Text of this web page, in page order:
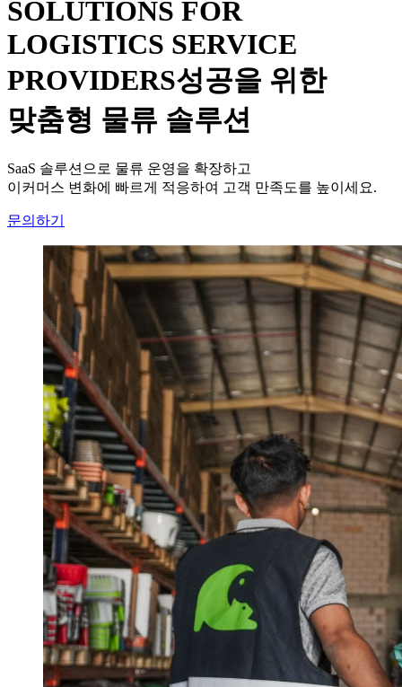
SOLUTIONS FOR
LOGISTICS SERVICE
PROVIDERS성공을 위한
맞춤형 물류 솔루션
SaaS 솔루션으로 물류 운영을 확장하고
이커머스 변화에 빠르게 적응하여 고객 만족도를 높이세요.
문의하기